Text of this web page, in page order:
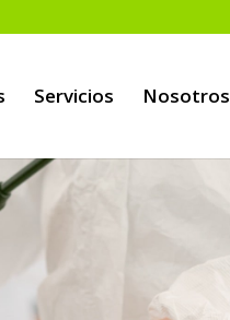
Servicios Nosotros